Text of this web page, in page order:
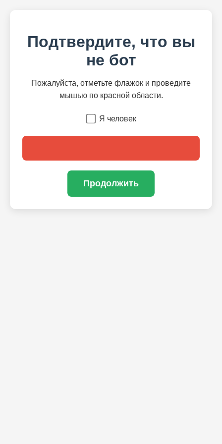
Подтвердите, что вы
не бот
Пожалуйста, отметьте флажок и проведите
мышью по красной области.
Я человек
Продолжить